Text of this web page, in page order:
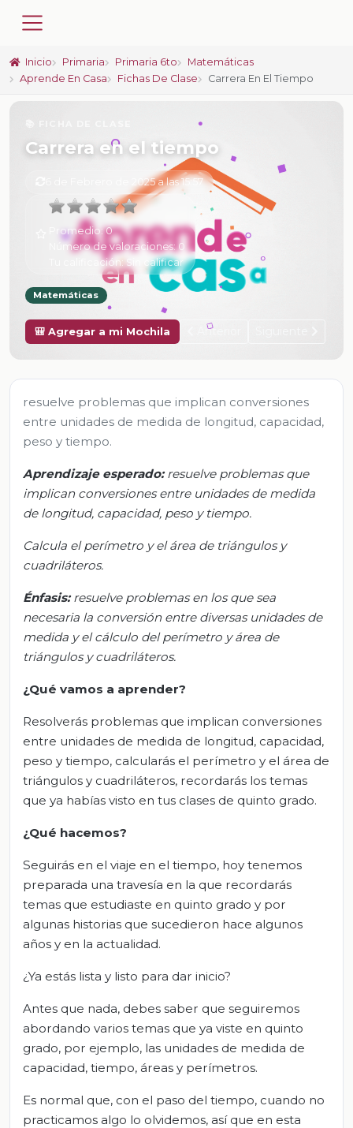
Inicio Primaria Primaria 6to
Matemáticas
Aprende En Casa
Fichas De Clase Carrera En El Tiempo
Carrera en el tiempo
6 de Febrero de 2025 a las 15:57
Promedio:0
Número de valoraciones:0
Tu calificación:Sin calificar
Matemáticas
🎒 Agregar a mi Mochila Anterior
resuelve problemas que implican conversiones
entre unidades de medida de longitud, capacidad,
peso y tiempo.
Aprendizaje esperado:resuelve problemas que
implican conversiones entre unidades de medida
de longitud, capacidad, peso y tiempo.
Calcula el perímetro y el área de triángulos y
cuadriláteros.
Énfasis: resuelve problemas en los que sea
necesaria la conversión entre diversas unidades de
medida y el cálculo del perímetro y área de
triángulos y cuadriláteros.
¿Qué vamos a aprender?
Resolverás problemas que implican conversiones
entre unidades de medida de longitud, capacidad,
peso y tiempo, calcularás el perímetro y el área de
triángulos y cuadriláteros, recordarás los temas
que ya habías visto en tus clases de quinto grado.
¿Qué hacemos?
Seguirás en el viaje en el tiempo, hoy tenemos
preparada una travesía en la que recordarás
temas que estudiaste en quinto grado y por
algunas historias que sucedieron hace algunos
años y en la actualidad.
¿Ya estás lista y listo para dar inicio?
Antes que nada, debes saber que seguiremos
abordando varios temas que ya viste en quinto
grado, por ejemplo, las unidades de medida de
capacidad, tiempo, áreas y perímetros.
Es normal que, con el paso del tiempo, cuando no
practicamos algo lo olvidemos, así que en esta